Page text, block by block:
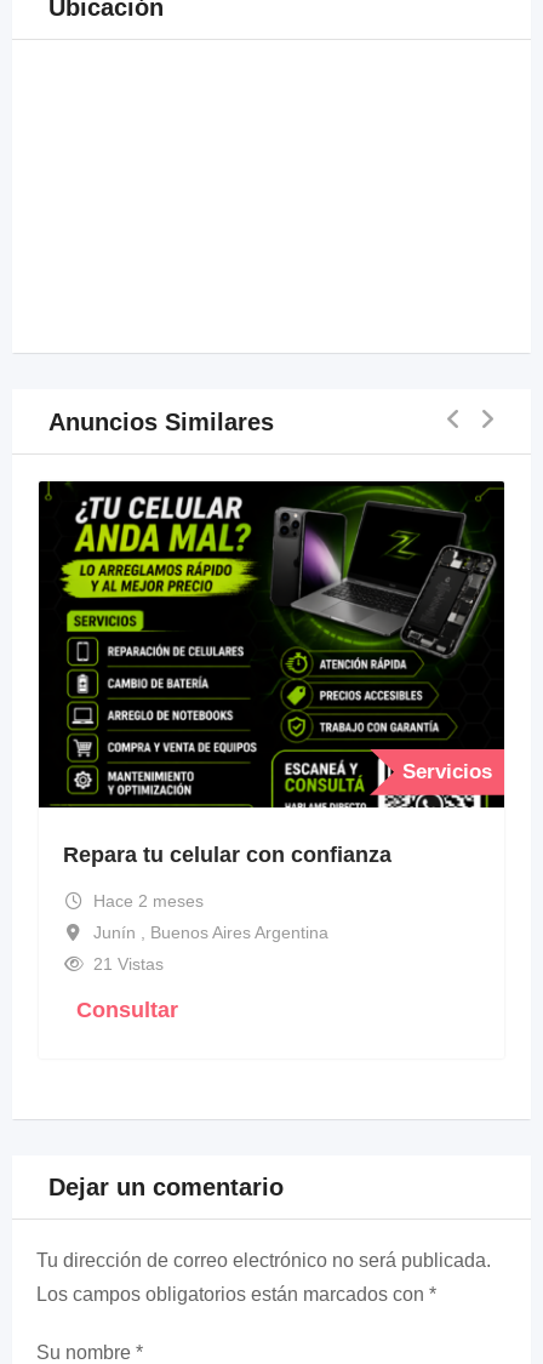
Ubicación
Anuncios Similares
Servicios
Repara tu celular con confianza
Hace 2 meses
Junín , Buenos Aires Argentina
21 Vistas
Consultar
Dejar un comentario
Tu dirección de correo electrónico no será publicada.
Los campos obligatorios están marcados con *
Su nombre *